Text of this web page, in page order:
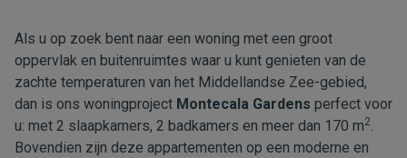
Als u op zoek bent naar een woning met een groot
oppervlak en buitenruimtes waar u kunt genieten van de
zachte temperaturen van het Middellandse Zee-gebied,
dan is ons woningproject Montecala Gardens perfect voor
u: met 2 slaapkamers, 2 badkamers en meer dan 170 m2.
Bovendien zijn deze appartementen op een moderne en